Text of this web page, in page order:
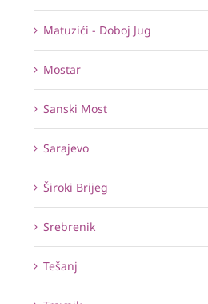
Matuzići - Doboj Jug
Mostar
Sanski Most
Sarajevo
Široki Brijeg
Srebrenik
Tešanj